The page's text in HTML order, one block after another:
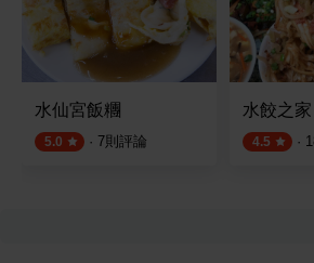
水仙宮飯糰
5.0 · 7則評論
水餃之家
4.5 ·